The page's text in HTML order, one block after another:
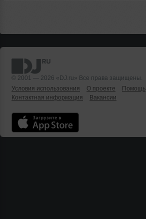
© 2001 — 2026 «DJ.ru» Все права защищены.
Условия использования
О проекте Помощь
Контактная информация
Вакансии